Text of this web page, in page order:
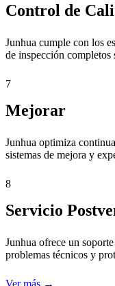
Control de
Junhua cumple con los
de inspección completos
7
Mejorar
Junhua optimiza
sistemas de mejora y
8
Servicio
Junhua ofrece un
problemas técnicos y
Ver más →